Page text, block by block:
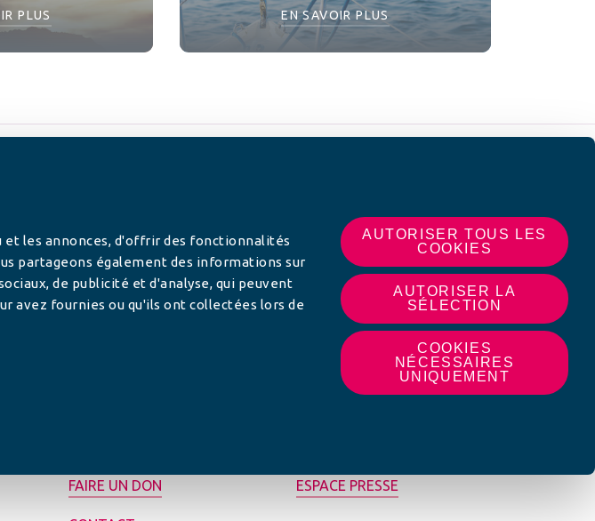
les annonces, d'offrir des fonctionnalités
partageons également des informations sur
de publicité et d'analyse, qui peuvent
avez fournies ou qu'ils ont collectées lors de
AUTORISER TOUS LES
COOKIES
AUTORISER LA
SÉLECTION
COOKIES
NÉCESSAIRES
UNIQUEMENT
PLUS EN SAVOIR PLUS
FAIRE UN DON ESPACE PRESSE